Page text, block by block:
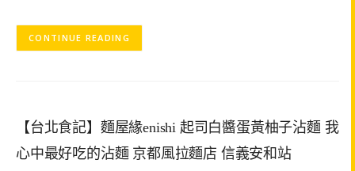
CONTINUE READING
【台北食記】麵屋緣enishi 起司白醬蛋黃柚子沾麵 我
心中最好吃的沾麵 京都風拉麵店 信義安和站